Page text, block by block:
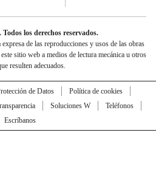
los derechos reservados.
de las reproducciones y usos de las obras
sitio web a medios de lectura mecánica u otros
resulten adecuados.
de Datos
Política de cookies
Soluciones W
Teléfonos
Escríbanos